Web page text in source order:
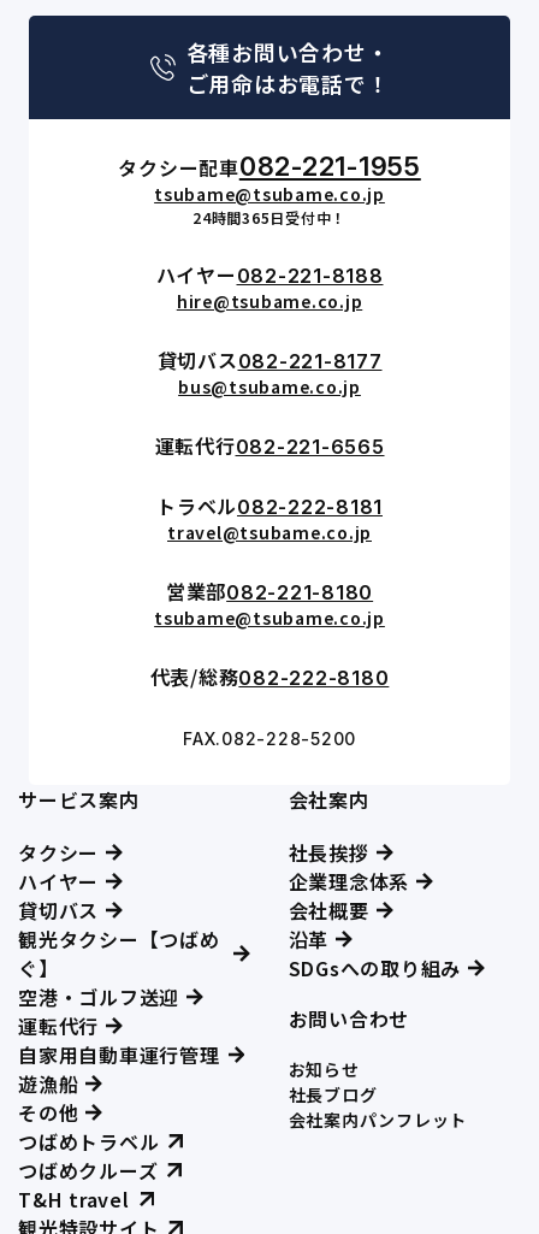
各種お問い合わせ・
ご用命はお電話で！
タクシー配車082-221-1955
tsubame@tsubame.co.jp
24時間365日受付中！
ハイヤー 082-221-8188
hire@tsubame.co.jp
貸切バス082-221-8177
bus@tsubame.co.jp
運転代行082-221-6565
トラベル082-222-8181
travel@tsubame.co.jp
営業部082-221-8180
tsubame@tsubame.co.jp
代表/総務082-222-8180
FAX.082-228-5200
サービス案内
タクシー
ハイヤー
貸切バス
観光タクシー【つばめ
ぐ】
空港・ゴルフ送迎
運転代行
自家用自動車運行管理
遊漁船
その他
つばめトラベル
つばめクルーズ
T&H travel
観光特設サイト
会社案内
社長挨拶
企業理念体系
会社概要
沿革
SDGsへの取り組み
お問い合わせ
お知らせ
社長ブログ
会社案内パンフレット